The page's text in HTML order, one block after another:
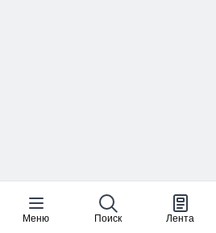
Меню Поиск Лента